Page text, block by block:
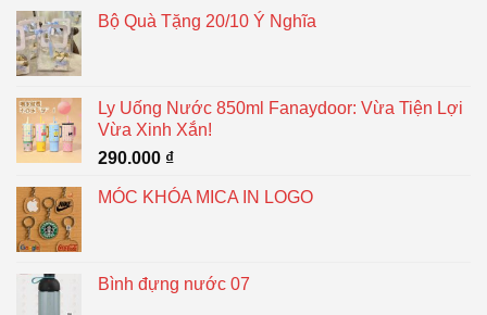
Bộ Quà Tặng 20/10 Ý Nghĩa
Ly Uống Nước 850ml Fanaydoor: Vừa Tiện Lợi
Vừa Xinh Xắn!
290.000 ₫
MÓC KHÓA MICA IN LOGO
Bình đựng nước 07